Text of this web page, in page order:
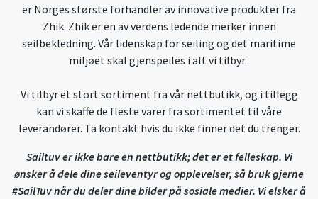
er Norges største forhandler av innovative produkter fra
Zhik. Zhik er en av verdens ledende merker innen
seilbekledning. Vår lidenskap for seiling og det maritime
miljøet skal gjenspeiles i alt vi tilbyr.
Vi tilbyr et stort sortiment fra vår nettbutikk, og i tillegg
kan vi skaffe de fleste varer fra sortimentet til våre
leverandører. Ta kontakt hvis du ikke finner det du trenger.
Sailtuv er ikke bare en nettbutikk; det er et felleskap. Vi
ønsker å dele dine seileventyr og opplevelser, så bruk gjerne
#SailTuv når du deler dine bilder på sosiale medier. Vi elsker å